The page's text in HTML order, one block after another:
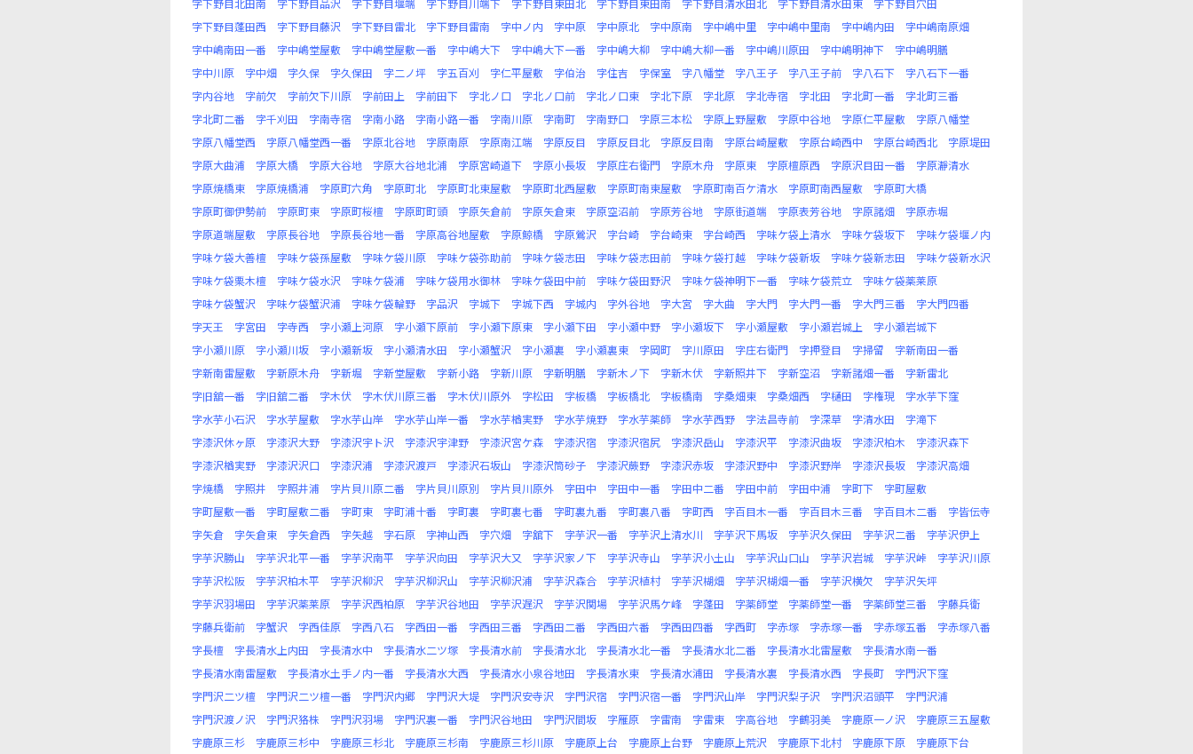
字下野目北田南
字下野目品沢 字下野目堰端 字下野目川端下 字下野目東田北 字下野目東田南 字下野目清水田北 字下野目清水田東
字下野目穴田
字下野目蓬田西
字下野目藤沢 字下野目雷北 字下野目雷南 字中ノ内 字中原 字中原北 字中原南 字中嶋中里 字中嶋中里南 字中嶋内田
字中嶋南原畑
字中嶋南田一番
字中嶋堂屋敷 字中嶋堂屋敷一番 字中嶋大下 字中嶋大下一番 字中嶋大柳 字中嶋大柳一番 字中嶋川原田 字中嶋明神下
字中嶋明膳
字中川原
字中畑 字久保 字久保田 字二ノ坪 字五百刈 字仁平屋敷 字伯治 字住吉 字保室 字八幡堂 字八王子 字八王子前 字八石下
字八石下一番
字内谷地
字前欠 字前欠下川原 字前田上 字前田下 字北ノ口 字北ノ口前 字北ノ口東 字北下原 字北原 字北寺宿 字北田 字北町一番
字北町三番
字北町二番
字千刈田 字南寺宿 字南小路 字南小路一番 字南川原 字南町 字南野口 字原三本松 字原上野屋敷 字原中谷地 字原仁平屋敷
字原八幡堂
字原八幡堂西
字原八幡堂西一番 字原北谷地 字原南原 字原南江端 字原反目 字原反目北 字原反目南 字原台崎屋敷 字原台崎西中 字原台崎西北
字原堤田
字原大曲浦
字原大橋 字原大谷地 字原大谷地北浦 字原宮崎道下 字原小長坂 字原庄右衛門 字原木舟 字原東 字原檀原西 字原沢目田一番
字原瀞清水
字原焼橋東
字原焼橋浦 字原町六角 字原町北 字原町北東屋敷 字原町北西屋敷 字原町南東屋敷 字原町南百ケ清水 字原町南西屋敷
字原町大橋
字原町御伊勢前
字原町東 字原町桜檀 字原町町頭 字原矢倉前 字原矢倉東 字原空沼前 字原芳谷地 字原街道端 字原表芳谷地 字原諸畑
字原赤堀
字原道端屋敷
字原長谷地 字原長谷地一番 字原高谷地屋敷 字原鯨橋 字原鶯沢 字台崎 字台崎東 字台崎西 字味ケ袋上清水 字味ケ袋坂下
字味ケ袋堰ノ内
字味ケ袋大善檀
字味ケ袋孫屋敷 字味ケ袋川原 字味ケ袋弥助前 字味ケ袋志田 字味ケ袋志田前 字味ケ袋打越 字味ケ袋新坂 字味ケ袋新志田
字味ケ袋新水沢
字味ケ袋栗木檀
字味ケ袋水沢 字味ケ袋浦 字味ケ袋用水御林 字味ケ袋田中前 字味ケ袋田野沢 字味ケ袋神明下一番 字味ケ袋荒立
字味ケ袋薬莱原
字味ケ袋蟹沢
字味ケ袋蟹沢浦 字味ケ袋輪野 字品沢 字城下 字城下西 字城内 字外谷地 字大宮 字大曲 字大門 字大門一番 字大門三番
字大門四番
字天王
字宮田 字寺西 字小瀬上河原 字小瀬下原前 字小瀬下原東 字小瀬下田 字小瀬中野 字小瀬坂下 字小瀬屋敷 字小瀬岩城上
字小瀬岩城下
字小瀬川原
字小瀬川坂 字小瀬新坂 字小瀬清水田 字小瀬蟹沢 字小瀬裏 字小瀬裏東 字岡町 字川原田 字庄右衛門 字押登目 字掃留
字新南田一番
字新南雷屋敷
字新原木舟 字新堀 字新堂屋敷 字新小路 字新川原 字新明膳 字新木ノ下 字新木伏 字新照井下 字新空沼 字新諸畑一番
字新雷北
字旧舘一番
字旧舘二番 字木伏 字木伏川原三番 字木伏川原外 字松田 字板橋 字板橋北 字板橋南 字桑畑東 字桑畑西 字樋田 字権現
字水芋下窪
字水芋小石沢
字水芋屋敷 字水芋山岸 字水芋山岸一番 字水芋楢実野 字水芋焼野 字水芋薬師 字水芋西野 字法昌寺前 字深草 字清水田
字滝下
字漆沢休ヶ原
字漆沢大野 字漆沢宇ト沢 字漆沢宇津野 字漆沢宮ケ森 字漆沢宿 字漆沢宿尻 字漆沢岳山 字漆沢平 字漆沢曲坂 字漆沢柏木
字漆沢森下
字漆沢楢実野
字漆沢沢口 字漆沢浦 字漆沢渡戸 字漆沢石坂山 字漆沢筒砂子 字漆沢蕨野 字漆沢赤坂 字漆沢野中 字漆沢野岸 字漆沢長坂
字漆沢高畑
字焼橋
字照井 字照井浦 字片貝川原二番 字片貝川原別 字片貝川原外 字田中 字田中一番 字田中二番 字田中前 字田中浦 字町下
字町屋敷
字町屋敷一番
字町屋敷二番 字町東 字町浦十番 字町裏 字町裏七番 字町裏九番 字町裏八番 字町西 字百目木一番 字百目木三番 字百目木二番
字皆伝寺
字矢倉
字矢倉東 字矢倉西 字矢越 字石原 字神山西 字穴畑 字舘下 字芋沢一番 字芋沢上清水川 字芋沢下馬坂 字芋沢久保田 字芋沢二番
字芋沢伊上
字芋沢勝山
字芋沢北平一番 字芋沢南平 字芋沢向田 字芋沢大又 字芋沢家ノ下 字芋沢寺山 字芋沢小土山 字芋沢山口山 字芋沢岩城 字芋沢峠
字芋沢川原
字芋沢松阪
字芋沢柏木平 字芋沢柳沢 字芋沢柳沢山 字芋沢柳沢浦 字芋沢森合 字芋沢植村 字芋沢楜畑 字芋沢楜畑一番 字芋沢横欠
字芋沢矢坪
字芋沢羽場田
字芋沢薬莱原 字芋沢西柏原 字芋沢谷地田 字芋沢遅沢 字芋沢関場 字芋沢馬ケ峰 字蓬田 字薬師堂 字薬師堂一番 字薬師堂三番
字藤兵衛
字藤兵衛前
字蟹沢 字西佳原 字西八石 字西田一番 字西田三番 字西田二番 字西田六番 字西田四番 字西町 字赤塚 字赤塚一番 字赤塚五番
字赤塚八番
字長檀
字長清水上内田 字長清水中 字長清水二ツ塚 字長清水前 字長清水北 字長清水北一番 字長清水北二番 字長清水北雷屋敷
字長清水南一番
字長清水南雷屋敷
字長清水土手ノ内一番 字長清水大西 字長清水小泉谷地田 字長清水東 字長清水浦田 字長清水裏 字長清水西 字長町
字門沢下窪
字門沢二ツ檀
字門沢二ツ檀一番 字門沢内郷 字門沢大堤 字門沢安寺沢 字門沢宿 字門沢宿一番 字門沢山岸 字門沢梨子沢 字門沢沼頭平
字門沢浦
字門沢渡ノ沢
字門沢狢株 字門沢羽場 字門沢裏一番 字門沢谷地田 字門沢間坂 字雁原 字雷南 字雷東 字高谷地 字鶴羽美 字鹿原一ノ沢
字鹿原三五屋敷
字鹿原三杉
字鹿原三杉中 字鹿原三杉北 字鹿原三杉南 字鹿原三杉川原 字鹿原上台 字鹿原上台野 字鹿原上荒沢 字鹿原下北村 字鹿原下原
字鹿原下台